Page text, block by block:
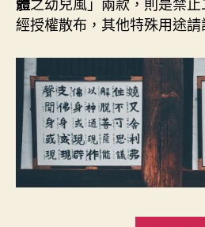
經授權散布，其他特殊用途請